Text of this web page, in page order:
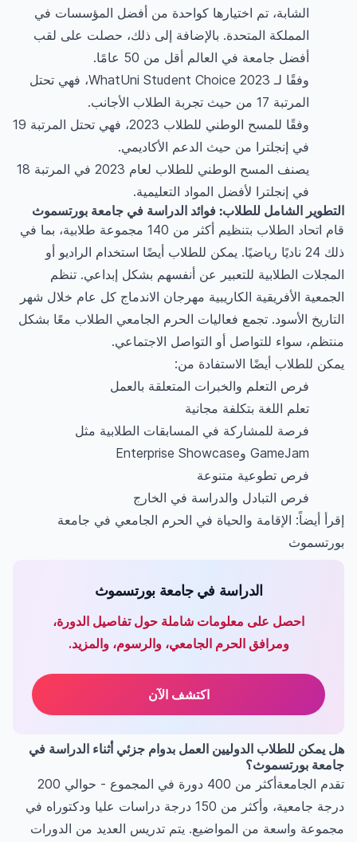
الشابة، تم اختيارها كواحدة من أفضل المؤسسات في
المملكة المتحدة. بالإضافة إلى ذلك، حصلت على لقب
أفضل جامعة في العالم أقل من 50 عامًا.
وفقًا لـ WhatUni Student Choice 2023، فهي تحتل
المرتبة 17 من حيث تجربة الطلاب الأجانب.
وفقًا للمسح الوطني للطلاب 2023، فهي تحتل المرتبة 19
في إنجلترا من حيث الدعم الأكاديمي.
يصنف المسح الوطني للطلاب لعام 2023 في المرتبة 18
في إنجلترا لأفضل المواد التعليمية.
التطوير الشامل للطلاب: فوائد الدراسة في جامعة بورتسموث
قام اتحاد الطلاب بتنظيم أكثر من 140 مجموعة طلابية، بما في
ذلك 24 ناديًا رياضيًا. يمكن للطلاب أيضًا استخدام الراديو أو
المجلات الطلابية للتعبير عن أنفسهم بشكل إبداعي. تنظم
الجمعية الأفريقية الكاريبية مهرجان الاندماج كل عام خلال شهر
التاريخ الأسود. تجمع فعاليات الحرم الجامعي الطلاب معًا بشكل
منتظم، سواء للتواصل أو التواصل الاجتماعي.
يمكن للطلاب أيضًا الاستفادة من:
فرص التعلم والخبرات المتعلقة بالعمل
تعلم اللغة بتكلفة مجانية
فرصة للمشاركة في المسابقات الطلابية مثل
GameJam وEnterprise Showcase
فرص تطوعية متنوعة
فرص التبادل والدراسة في الخارج
إقرأ أيضاً: الإقامة والحياة في الحرم الجامعي في جامعة
بورتسموث
الدراسة في جامعة بورتسموث
احصل على معلومات شاملة حول تفاصيل الدورة،
ومرافق الحرم الجامعي، والرسوم، والمزيد.
اكتشف الآن
هل يمكن للطلاب الدوليين العمل بدوام جزئي أثناء الدراسة في
جامعة بورتسموث؟
تقدم الجامعةأكثر من 400 دورة في المجموع - حوالي 200
درجة جامعية، وأكثر من 150 درجة دراسات عليا ودكتوراه في
مجموعة واسعة من المواضيع. يتم تدريس العديد من الدورات